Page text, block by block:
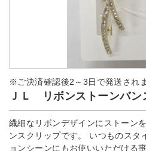
※ご決済確認後2～3日で発送され
ＪＬ リボンストーンバン
繊細なリボンデザインにストーン
ンスクリップです。 いつものスタ
ョンシーンにもお使いいただける